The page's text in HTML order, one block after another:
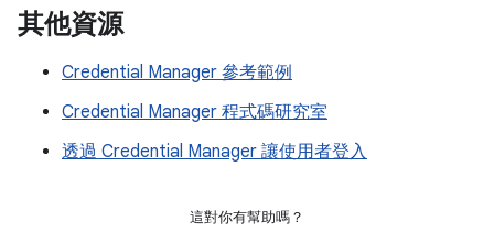
其他資源
Credential Manager 參考範例
Credential Manager 程式碼研究室
透過 Credential Manager 讓使用者登入
這對你有幫助嗎？